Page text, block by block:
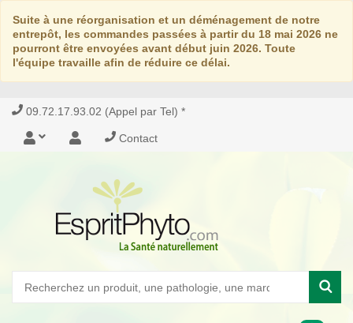
Suite à une réorganisation et un déménagement de notre
entrepôt, les commandes passées à partir du 18 mai 2026 ne
pourront être envoyées avant début juin 2026. Toute
l'équipe travaille afin de réduire ce délai.
09.72.17.93.02 (Appel par Tel) *
Contact